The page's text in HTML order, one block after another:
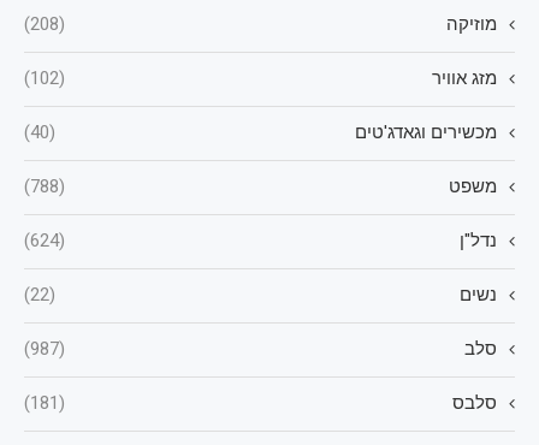
מוזיקה (208)
מזג אוויר (102)
מכשירים וגאדג'טים (40)
משפט (788)
נדל"ן (624)
נשים (22)
סלב (987)
סלבס (181)